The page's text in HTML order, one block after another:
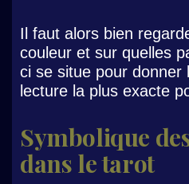
Il faut alors bien
couleur et sur quelles
ci se situe pour donner
lecture la plus exacte
Symbolique
dans le tarot